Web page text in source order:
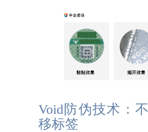
Void防伪技术：
移标签